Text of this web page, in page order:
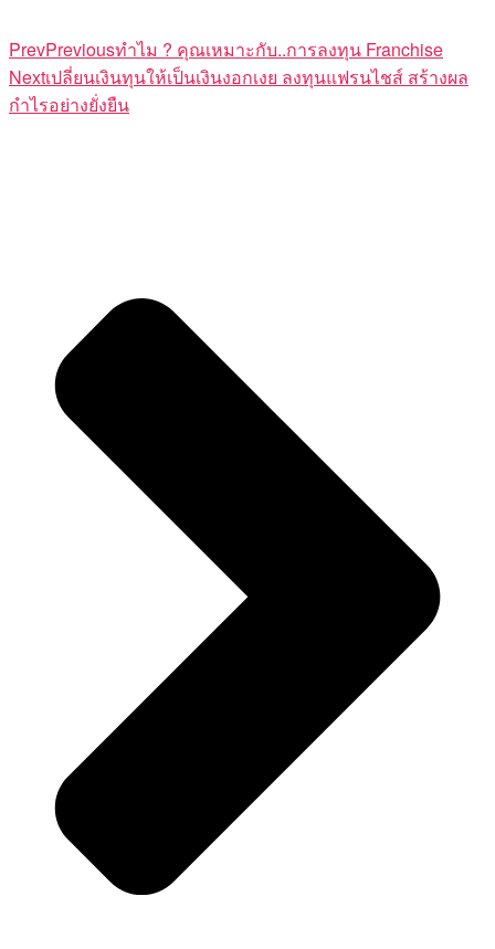
PrevPreviousทำไม ? คุณเหมาะกับ..การลงทุน Franchise
Nextเปลี่ยนเงินทุนให้เป็นเงินงอกเงย ลงทุนแฟรนไชส์ สร้างผล
กำไรอย่างยั่งยืน